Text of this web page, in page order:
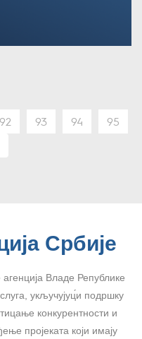
92 93 94
95
Србије
агенција Владе Републике
укључујуц́и подршку
конкурентности и
пројеката који имају